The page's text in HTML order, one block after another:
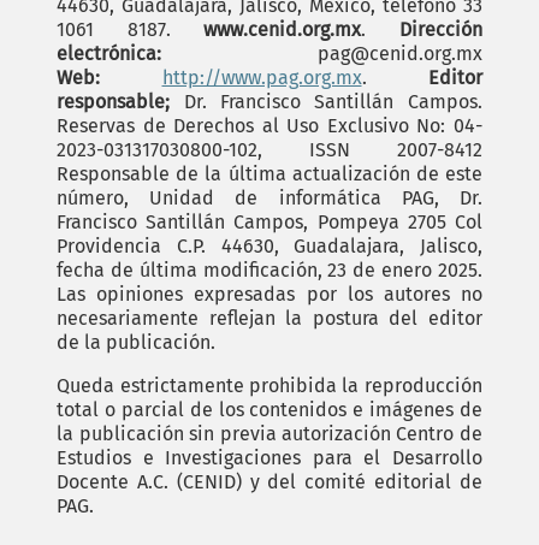
44630, Guadalajara, Jalisco, México, teléfono 33
1061 8187.www.cenid.org.mx. Dirección
electrónica: pag@cenid.org.mx
Web:
http://www.pag.org.mx.
Editor
responsable; Dr. Francisco Santillán Campos.
Reservas de Derechos al Uso Exclusivo No: 04-
2023-031317030800-102, ISSN 2007-8412
Responsable de la última actualización de este
número, Unidad de informática PAG, Dr.
Francisco Santillán Campos, Pompeya 2705 Col
Providencia C.P. 44630, Guadalajara, Jalisco,
fecha de última modificación, 23 de enero 2025.
Las opiniones expresadas por los autores no
necesariamente reflejan la postura del editor
de la publicación.
Queda estrictamente prohibida la reproducción
total o parcial de los contenidos e imágenes de
la publicación sin previa autorización Centro de
Estudios e Investigaciones para el Desarrollo
Docente A.C. (CENID) y del comité editorial de
PAG.